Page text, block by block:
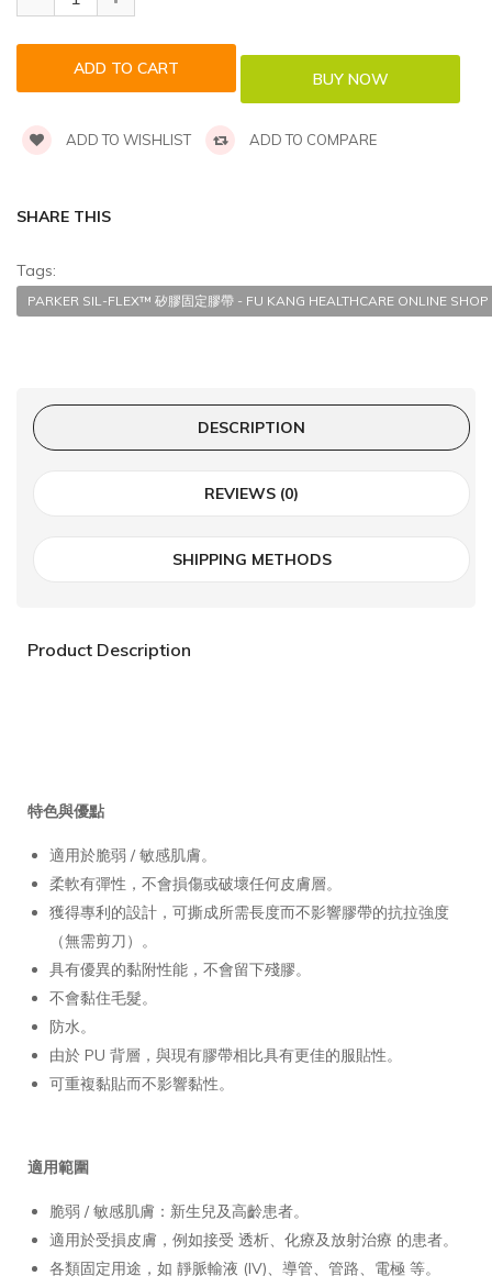
ADD TO WISHLIST ADD TO COMPARE
SHARE THIS
Tags:
PARKER SIL-FLEX™ 矽膠固定膠帶 - FU KANG HEALTHCARE ONLINE SHOP
DESCRIPTION
REVIEWS (0)
SHIPPING METHODS
Product Description
特色與優點
適用於脆弱 / 敏感肌膚。
柔軟有彈性，不會損傷或破壞任何皮膚層。
獲得專利的設計，可撕成所需長度而不影響膠帶的抗拉強度
（無需剪刀）。
具有優異的黏附性能，不會留下殘膠。
不會黏住毛髮。
防水。
由於 PU 背層，與現有膠帶相比具有更佳的服貼性。
可重複黏貼而不影響黏性。
適用範圍
脆弱 / 敏感肌膚：新生兒及高齡患者。
適用於受損皮膚，例如接受 透析、化療及放射治療 的患者。
各類固定用途，如 靜脈輸液 (IV)、導管、管路、電極 等。